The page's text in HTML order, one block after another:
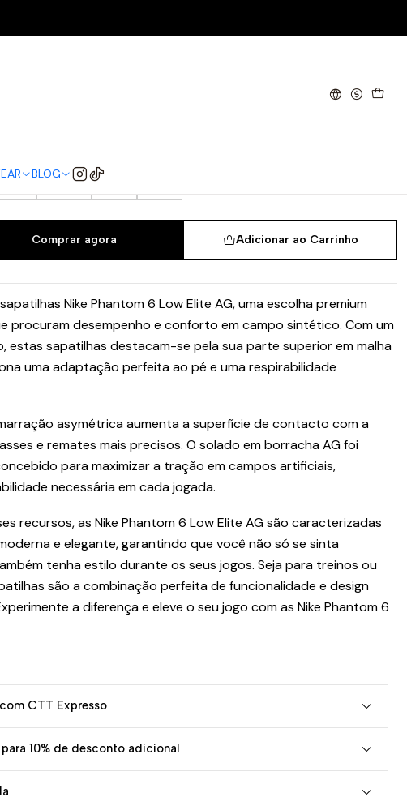
BLOG
6 Low Elite AG
44.5
Adicionar ao Carrinho
Comprar agora
Nike Phantom 6 Low Elite AG, uma escolha premium
procuram desempenho e conforto em campo sintético. Com um
estas sapatilhas destacam-se pela sua parte superior em malha
uma adaptação perfeita ao pé e uma respirabilidade
asymétrica aumenta a superfície de contacto com a
e remates mais precisos. O solado em borracha AG foi
para maximizar a tração em campos artificiais,
necessária em cada jogada.
recursos, as Nike Phantom 6 Low Elite AG são caracterizadas
e elegante, garantindo que você não só se sinta
tenha estilo durante os seus jogos. Seja para treinos ou
são a combinação perfeita de funcionalidade e design
a diferença e eleve o seu jogo com as Nike Phantom 6
CTT Expresso
10% de desconto adicional